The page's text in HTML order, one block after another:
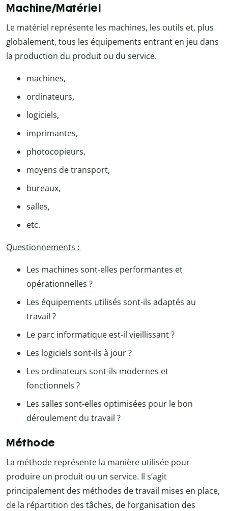
Machine/Matériel
Le matériel représente les machines, les outils et, plus
globalement, tous les équipements entrant en jeu dans
la production du produit ou du service.
machines,
ordinateurs,
logiciels,
imprimantes,
photocopieurs,
moyens de transport,
bureaux,
salles,
etc.
Questionnements :
Les machines sont-elles performantes et
opérationnelles ?
Les équipements utilisés sont-ils adaptés au
travail ?
Le parc informatique est-il vieillissant ?
Les logiciels sont-ils à jour ?
Les ordinateurs sont-ils modernes et
fonctionnels ?
Les salles sont-elles optimisées pour le bon
déroulement du travail ?
Méthode
La méthode représente la manière utilisée pour
produire un produit ou un service. Il s’agit
principalement des méthodes de travail mises en place,
de la répartition des tâches, de l’organisation des